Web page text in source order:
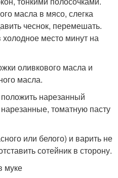
масла в мясо, слегка
чеснок, перемешать.
место минут на
оливкового масла и
масла.
нарезанный
томатную пасту
или белого) и варить не
сотейник в сторону.
муке